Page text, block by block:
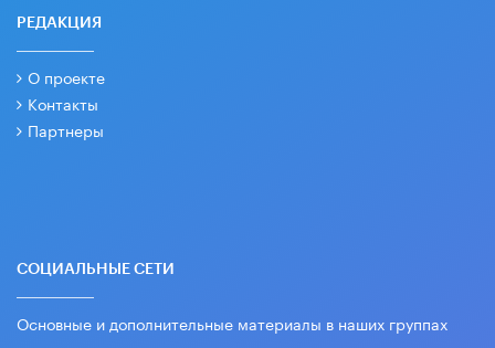
РЕДАКЦИЯ
О проекте
Контакты
Партнеры
СОЦИАЛЬНЫЕ СЕТИ
Основные и дополнительные материалы в наших группах